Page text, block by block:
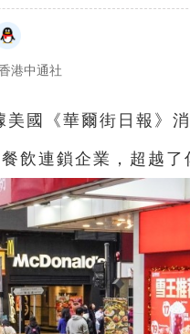
港中通社
國《華爾街日報》
飲連鎖企業，超越了